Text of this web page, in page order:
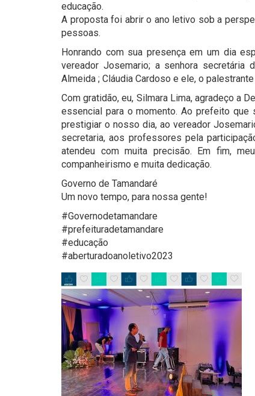
educação.
A proposta foi abrir o ano letivo sob a
pessoas.
Honrando com sua presença em um dia
vereador Josemario; a senhora secretária
Almeida ; Cláudia Cardoso e ele, o
Com gratidão, eu, Silmara Lima, agradeço a
essencial para o momento. Ao prefeito
prestigiar o nosso dia, ao vereador
secretaria, aos professores pela
atendeu com muita precisão. Em fim,
companheirismo e muita dedicação.
Governo de Tamandaré
Um novo tempo, para nossa gente!
#Governodetamandare
#prefeituradetamandare
#educação
#aberturadoanoletivo2023